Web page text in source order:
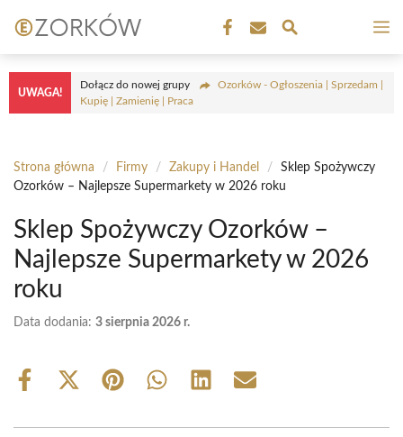
do
treści
UWAGA!
Dołącz do nowej grupy
Ozorków - Ogłoszenia | Sprzedam |
Kupię | Zamienię | Praca
Strona główna / Firmy / Zakupy i Handel /
Sklep Spożywczy
Ozorków – Najlepsze Supermarkety w 2026 roku
Sklep Spożywczy Ozorków –
Najlepsze Supermarkety w 2026
roku
Data dodania: 3 sierpnia 2026 r.
Share
Share
(Twitter)
Share Share Share Share